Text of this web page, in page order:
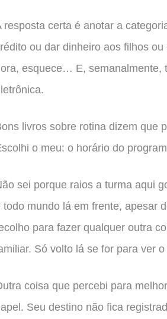
resposta certa é anotar a
ou dar dinheiro aos filhos
esquece… E, semanalmente,
livros sobre rotina dizem que
o meu: o horário do
sei porque raios a turma aqui
todo mundo lá em frente, apesar
para fazer qualquer outra
Só volto lá se for para ver
coisa que percebi para
Seu destino não fica